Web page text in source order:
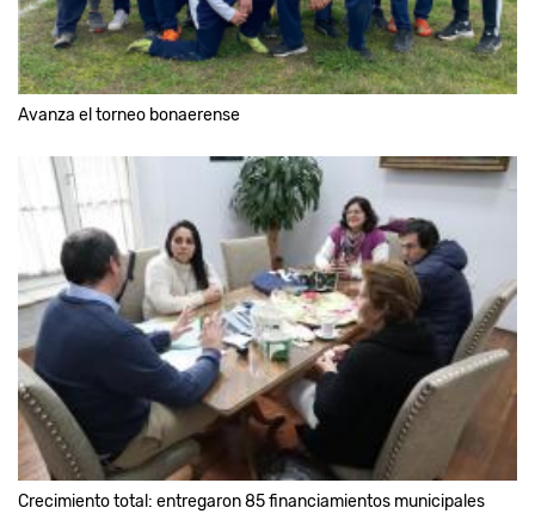
Avanza el torneo bonaerense
Crecimiento total: entregaron 85 financiamientos municipales